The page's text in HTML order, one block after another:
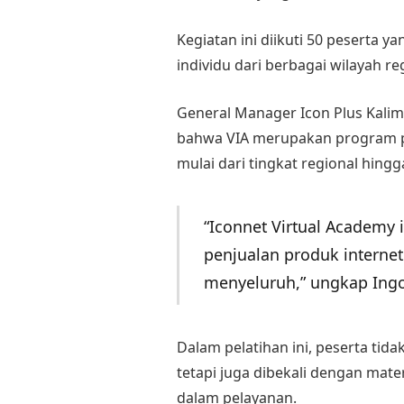
Kegiatan ini diikuti 50 peserta
individu dari berbagai wilayah
General Manager Icon Plus
bahwa VIA merupakan
mulai dari tingkat regional
“Iconnet Virtual
penjualan produk
menyeluruh,” ungkap
Dalam pelatihan ini, peserta
tetapi juga dibekali dengan
dalam pelayanan.